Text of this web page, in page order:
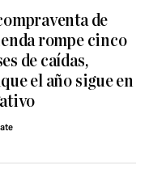
de
rompe cinco
de caídas,
el año sigue en